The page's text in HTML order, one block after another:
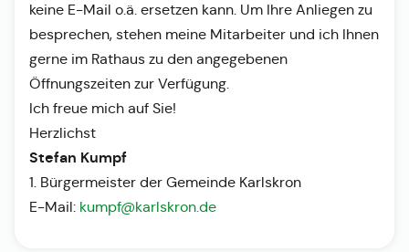
keine E-Mail o.ä. ersetzen kann. Um Ihre Anliegen zu
besprechen, stehen meine Mitarbeiter und ich Ihnen
gerne im Rathaus zu den angegebenen
Öffnungszeiten zur Verfügung.
Ich freue mich auf Sie!
Herzlichst
Stefan Kumpf
1. Bürgermeister der Gemeinde Karlskron
E-Mail: kumpf@karlskron.de